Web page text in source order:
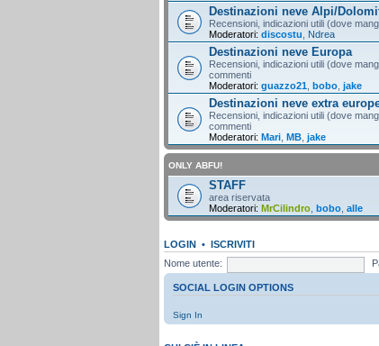
Destinazioni neve Alpi/
Recensioni, indicazioni utili (dove
Moderatori: discostu Ndrea
Destinazioni neve Europa
Recensioni, indicazioni utili (dove
commenti
Moderatori: guazzo21 bobo jake
Destinazioni neve extra
Recensioni, indicazioni utili (dove
commenti
Moderatori: Mari MB jake
ONLY ABFU!
STAFF
area riservata
Moderatori: MrCilindro bobo alle
LOGIN • ISCRIVITI
Nome utente:
SOCIAL LOGIN OPTIONS
Sign In